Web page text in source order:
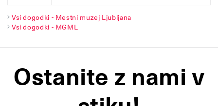
Vsi dogodki - Mestni muzej Ljubljana
Vsi dogodki - MGML
Ostanite z nami v